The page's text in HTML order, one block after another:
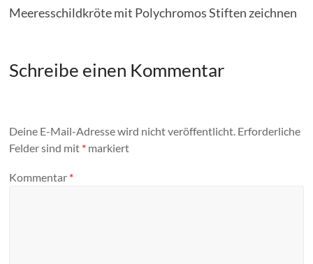
Meeresschildkröte mit Polychromos Stiften zeichnen
Schreibe einen Kommentar
Deine E-Mail-Adresse wird nicht veröffentlicht. Erforderliche
Felder sind mit * markiert
Kommentar *